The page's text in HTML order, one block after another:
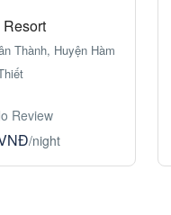
Thành, Huyện Hàm
Review
/night